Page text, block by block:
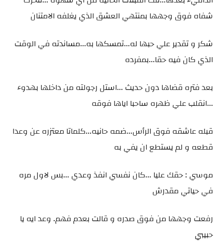
شفاه فوق وجهها بمنتهي العشق الذي يغلفه الامتنان
شكر و تقدير علي حبها له...تمسكها به...مساندته في الوقت
الذي كان فيه حقا...بمفرده
بعد فتره قضاها دون حديث ...استل رجولته من داخلها بهدوء
...انقلب علي ظهره ساحبا اياها فوقه
قبله عاشقه فوق الرأس...ضمه حانيه...كلماتا معتزره عن وعدا
قطعه و لم يستطع ان يفي به
موسي : حقك عليا ...كان نفسي انفذ وعدي ...بس لاول مره
في حياتي مقدرش
رفعت وجهها من فوق صدره و قالت بعدم فهم. وعد ايه يا
حبيبي